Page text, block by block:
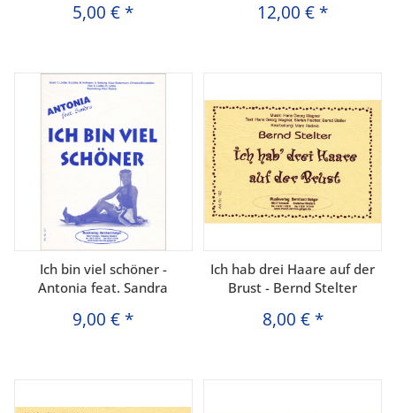
5,00 € * 12,00 € *
Ich bin viel schöner -
Antonia feat. Sandra
9,00 € *
Ich hab drei Haare auf der
Brust - Bernd Stelter
8,00 € *